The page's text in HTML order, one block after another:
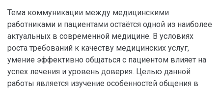
Тема коммуникации между медицинскими
работниками и пациентами остаётся одной из наиболее
актуальных в современной медицине. В условиях
роста требований к качеству медицинских услуг,
умение эффективно общаться с пациентом влияет на
успех лечения и уровень доверия. Целью данной
работы является изучение особенностей общения в